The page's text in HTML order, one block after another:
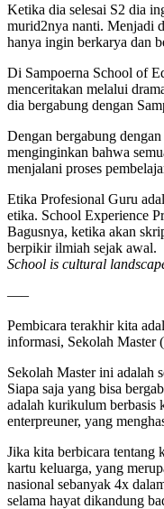
Ketika dia selesai S2 dia
murid2nya nanti. Menjadi
hanya ingin berkarya dan
Di Sampoerna School of
menceritakan melalui
dia bergabung dengan
Dengan bergabung
menginginkan bahwa
menjalani proses
Etika Profesional Guru
etika. School Experience
Bagusnya, ketika akan
berpikir ilmiah sejak awal.
School is cultural
—–
Pembicara terakhir kita
informasi, Sekolah Master
Sekolah Master ini adalah
Siapa saja yang bisa
adalah kurikulum berbasis
enterpreuner, yang
Jika kita berbicara tentang
kartu keluarga, yang
nasional sebanyak 4x
selama hayat dikandung